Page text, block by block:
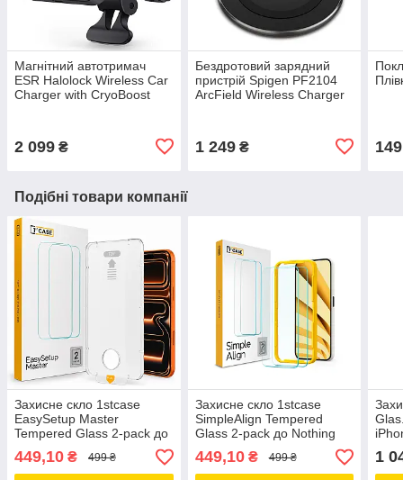
Магнітний автотримач
ESR Halolock Wireless Car
Charger with CryoBoost
2 099 ₴
Бездротовий зарядний
пристрій Spigen PF2104
ArcField Wireless Charger
1 249₴ 149
Подібні товари компанії
Захисне скло 1stcase
EasySetup Master
Tempered Glass 2-pack до
iPhone 16 Pro Max/17 Pro
Max Clear (SLA3000)
449,10 ₴ 499 ₴
Захисне скло 1stcase
SimpleAlign Tempered
Glass 2-pack до Nothing
Phone (2a) / (2a) Plus
Clear (SLA3004)
449,10₴ 499 ₴ 1